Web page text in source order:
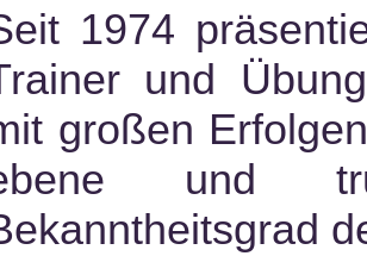
1974
und
großen
und